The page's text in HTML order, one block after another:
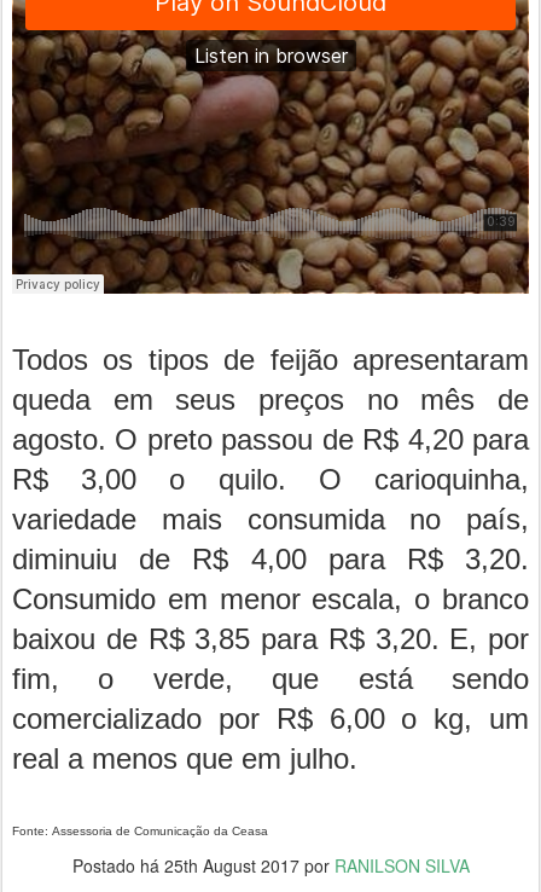
Todos os tipos de feijão apresentaram
queda em seus preços no mês de
agosto. O preto passou de R$ 4,20 para
R$ 3,00 o quilo. O carioquinha,
variedade mais consumida no país,
diminuiu de R$ 4,00 para R$ 3,20.
Consumido em menor escala, o branco
baixou de R$ 3,85 para R$ 3,20. E, por
fim, o verde, que está sendo
comercializado por R$ 6,00 o kg, um
real a menos que em julho.
Fonte: Assessoria de Comunicação da Ceasa
Postado há 25th August 2017por RANILSON SILVA